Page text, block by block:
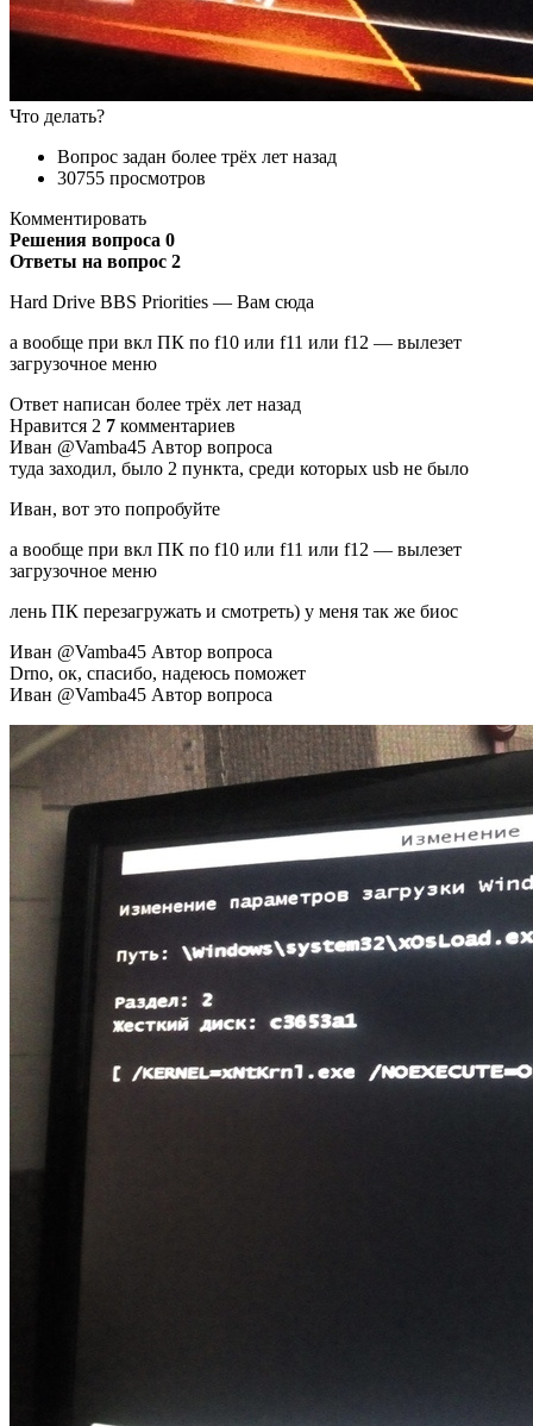
Что делать?
Вопрос задан более трёх лет назад
30755 просмотров
Комментировать
Решения вопроса 0
Ответы на вопрос 2
Hard Drive BBS Priorities — Вам сюда
а вообще при вкл ПК по f10 или f11 или f12 — вылезет
загрузочное меню
Ответ написан более трёх лет назад
Нравится 2 7 комментариев
Иван @Vamba45 Автор вопроса
туда заходил, было 2 пункта, среди которых usb не было
Иван, вот это попробуйте
а вообще при вкл ПК по f10 или f11 или f12 — вылезет
загрузочное меню
лень ПК перезагружать и смотреть) у меня так же биос
Иван @Vamba45 Автор вопроса
Drno, ок, спасибо, надеюсь поможет
Иван @Vamba45 Автор вопроса